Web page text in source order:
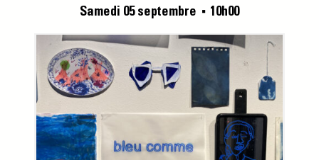
Samedi 05 septembre ■ 10h00